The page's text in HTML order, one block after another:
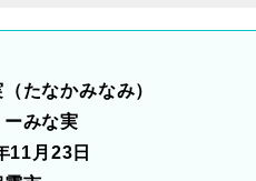
たなかみなみ）
みな実
11月23日